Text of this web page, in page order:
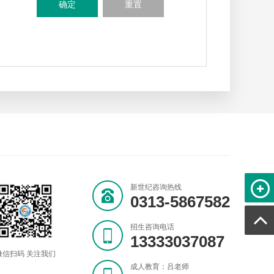
信扫码 关注我们
新世纪咨询热线
0313-5867582
招生咨询电话
13333037087
成人教育：吕老师